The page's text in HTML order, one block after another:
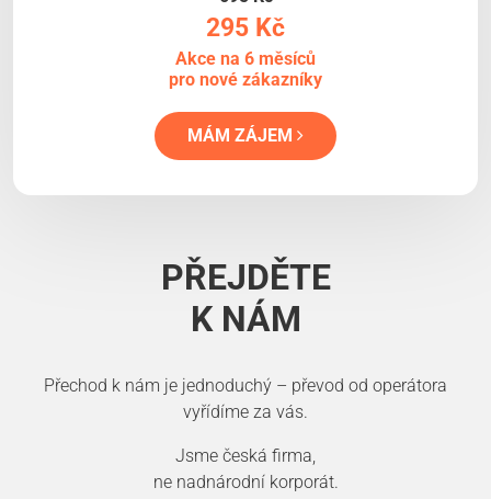
295 Kč
Akce na 6 měsíců
pro nové zákazníky
MÁM ZÁJEM
PŘEJDĚTE
K NÁM
Přechod k nám je jednoduchý – převod od operátora
vyřídíme za vás.
Jsme česká firma,
ne nadnárodní korporát.